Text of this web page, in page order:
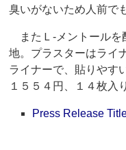
臭いがないため人前で
またＬ‐メントールを
地。プラスターはライ
ライナーで、貼りやす
１５５４円、１４枚入
Press Release